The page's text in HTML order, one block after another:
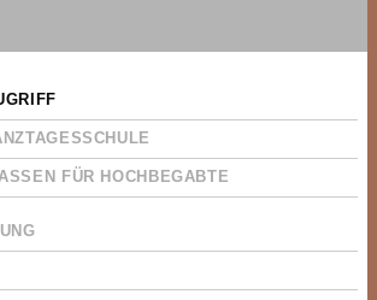
FÜR HOCHBEGABTE